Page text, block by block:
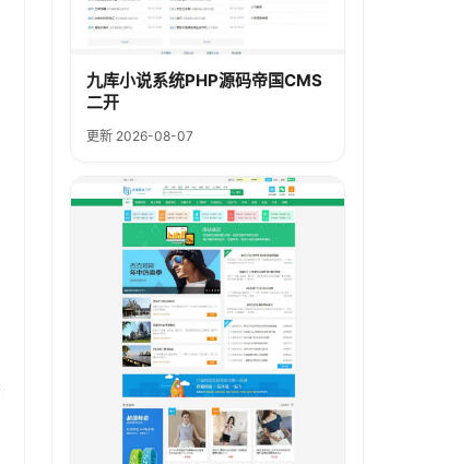
九库小说系统PHP源码帝国CMS
二开
更新 2026-08-07